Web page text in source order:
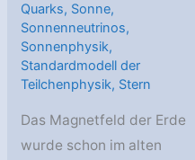
Quarks, Sonne,
Sonnenneutrinos,
Sonnenphysik,
Standardmodell der
Teilchenphysik, Stern
Das Magnetfeld der Erde
wurde schon im alten